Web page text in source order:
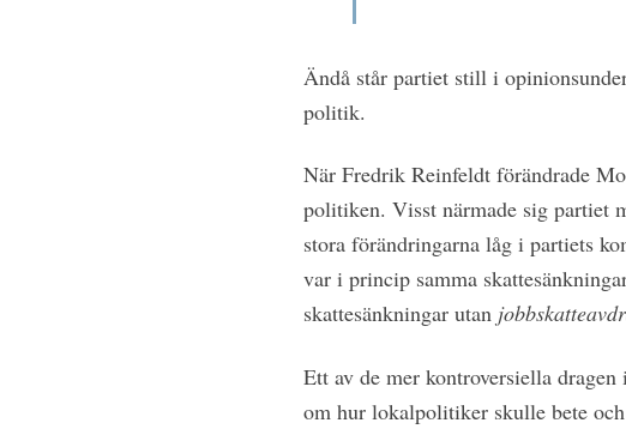
Ändå står partiet still i
politik.
När Fredrik Reinfeldt förändrade
politiken. Visst närmade sig partiet
stora förändringarna låg i partiets
var i princip samma
skattesänkningar utan
Ett av de mer kontroversiella
om hur lokalpolitiker skulle bete